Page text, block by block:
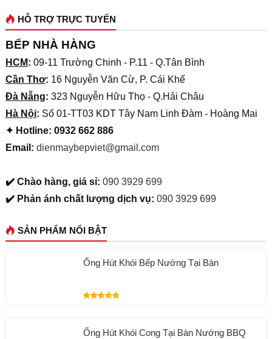
HỖ TRỢ TRỰC TUYẾN
BẾP NHÀ HÀNG
HCM: 09-11 Trường Chinh - P.11 - Q.Tân Bình
Cần Thơ: 16 Nguyễn Văn Cừ, P. Cái Khế
Đà Nẵng: 323 Nguyễn Hữu Thọ - Q.Hải Châu
Hà Nội: Số 01-TT03 KDT Tây Nam Linh Đàm - Hoàng Mai
✦ Hotline: 0932 662 886
Email: dienmaybepviet@gmail.com
✔️ Chào hàng, giá sỉ: 090 3929 699
✔️ Phản ánh chất lượng dịch vụ: 090 3929 699
SẢN PHẨM NỔI BẬT
Ống Hút Khói Bếp Nướng Tại Bàn
Ống Hút Khói Cong Tại Bàn Nướng BBQ